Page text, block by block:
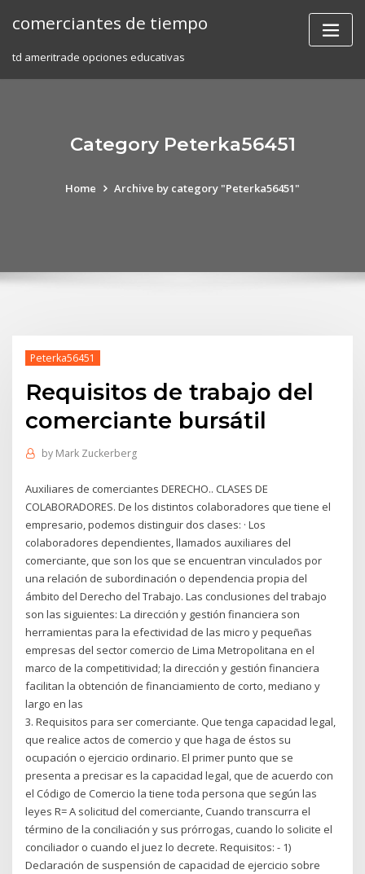
comerciantes de tiempo
td ameritrade opciones educativas
Category Peterka56451
Home Archive by category "Peterka56451"
Peterka56451
Requisitos de trabajo del
comerciante bursátil
by Mark Zuckerberg
Auxiliares de comerciantes DERECHO.. CLASES DE
COLABORADORES. De los distintos colaboradores que tiene el
empresario, podemos distinguir dos clases: · Los
colaboradores dependientes, llamados auxiliares del
comerciante, que son los que se encuentran vinculados por
una relación de subordinación o dependencia propia del
ámbito del Derecho del Trabajo. Las conclusiones del trabajo
son las siguientes: La dirección y gestión financiera son
herramientas para la efectividad de las micro y pequeñas
empresas del sector comercio de Lima Metropolitana en el
marco de la competitividad; la dirección y gestión financiera
facilitan la obtención de financiamiento de corto, mediano y
largo en las
3. Requisitos para ser comerciante. Que tenga capacidad legal,
que realice actos de comercio y que haga de éstos su
ocupación o ejercicio ordinario. El primer punto que se
presenta a precisar es la capacidad legal, que de acuerdo con
el Código de Comercio la tiene toda persona que según las
leyes R= A solicitud del comerciante, Cuando transcurra el
término de la conciliación y sus prórrogas, cuando lo solicite el
conciliador o cuando el juez lo decrete. Requisitos: - 1)
Declaración de suspensión de capacidad de ejercicio sobre